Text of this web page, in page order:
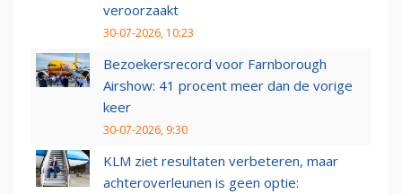
veroorzaakt
30-07-2026, 10:23
Bezoekersrecord voor Farnborough
Airshow: 41 procent meer dan de vorige
keer
30-07-2026, 9:30
KLM ziet resultaten verbeteren, maar
achteroverleunen is geen optie: